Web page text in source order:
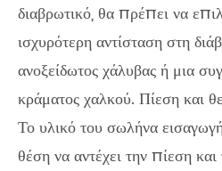
διαβρωτικό, θα πρέπει να
ισχυρότερη αντίσταση στη
ανοξείδωτος χάλυβας ή μια
κράματος χαλκού. Πίεση και
Το υλικό του σωλήνα
θέση να αντέχει την πίεση